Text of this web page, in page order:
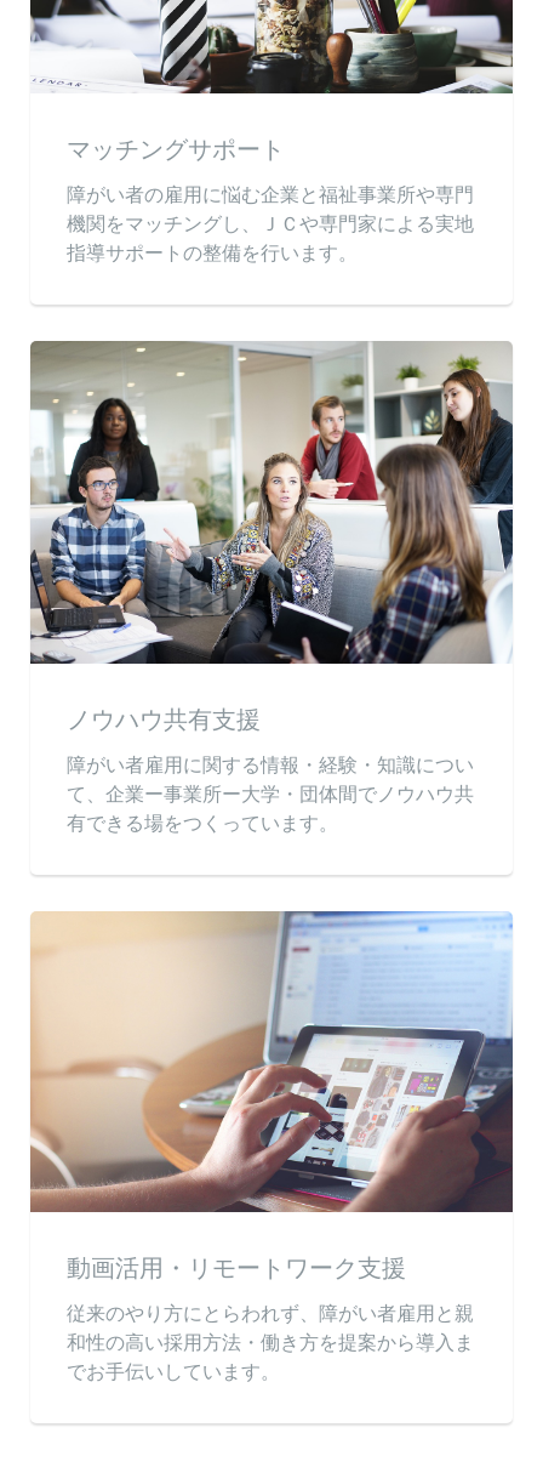
マッチングサポート
障がい者の雇用に悩む企業と福祉事業所や専門
機関をマッチングし、ＪＣや専門家による実地
指導サポートの整備を行います。
ノウハウ共有支援
障がい者雇用に関する情報・経験・知識につい
て、企業ー事業所ー大学・団体間でノウハウ共
有できる場をつくっています。
動画活用・リモートワーク支援
従来のやり方にとらわれず、障がい者雇用と親
和性の高い採用方法・働き方を提案から導入ま
でお手伝いしています。